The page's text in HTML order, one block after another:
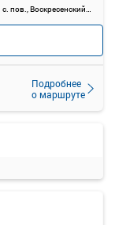
Комаровка с. пов., Воскресенский район, Саратовская область
Подробнее
о маршруте
билетов